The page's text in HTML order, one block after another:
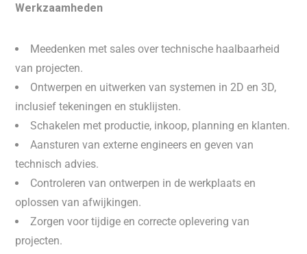
Werkzaamheden
Meedenken met sales over technische haalbaarheid
van projecten.
Ontwerpen en uitwerken van systemen in 2D en 3D,
inclusief tekeningen en stuklijsten.
Schakelen met productie, inkoop, planning en klanten.
Aansturen van externe engineers en geven van
technisch advies.
Controleren van ontwerpen in de werkplaats en
oplossen van afwijkingen.
Zorgen voor tijdige en correcte oplevering van
projecten.